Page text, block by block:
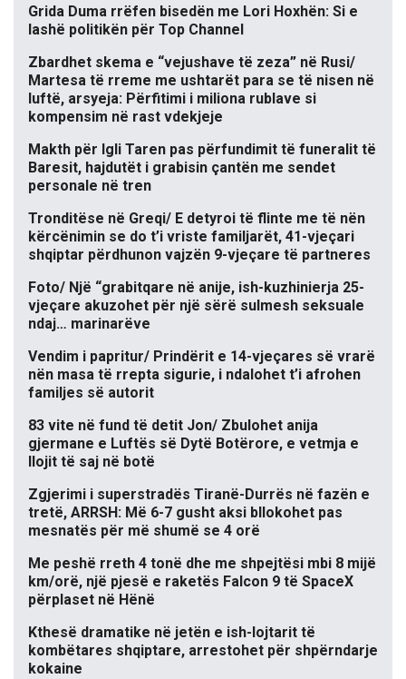
Grida Duma rrëfen bisedën me Lori Hoxhën: Si e
lashë politikën për Top Channel
Zbardhet skema e “vejushave të zeza” në Rusi/
Martesa të rreme me ushtarët para se të nisen në
luftë, arsyeja: Përfitimi i miliona rublave si
kompensim në rast vdekjeje
Makth për Igli Taren pas përfundimit të funeralit të
Baresit, hajdutët i grabisin çantën me sendet
personale në tren
Tronditëse në Greqi/ E detyroi të flinte me të nën
kërcënimin se do t’i vriste familjarët, 41-vjeçari
shqiptar përdhunon vajzën 9-vjeçare të partneres
Foto/ Një “grabitqare në anije, ish-kuzhinierja 25-
vjeçare akuzohet për një sërë sulmesh seksuale
ndaj… marinarëve
Vendim i papritur/ Prindërit e 14-vjeçares së vrarë
nën masa të rrepta sigurie, i ndalohet t’i afrohen
familjes së autorit
83 vite në fund të detit Jon/ Zbulohet anija
gjermane e Luftës së Dytë Botërore, e vetmja e
llojit të saj në botë
Zgjerimi i superstradës Tiranë-Durrës në fazën e
tretë, ARRSH: Më 6-7 gusht aksi bllokohet pas
mesnatës për më shumë se 4 orë
Me peshë rreth 4 tonë dhe me shpejtësi mbi 8 mijë
km/orë, një pjesë e raketës Falcon 9 të SpaceX
përplaset në Hënë
Kthesë dramatike në jetën e ish-lojtarit të
kombëtares shqiptare, arrestohet për shpërndarje
kokaine